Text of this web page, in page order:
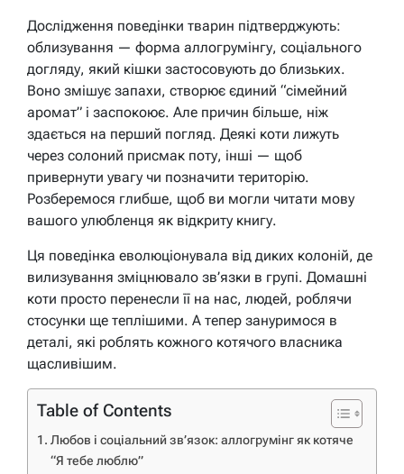
Дослідження поведінки тварин підтверджують:
облизування — форма аллогрумінгу, соціального
догляду, який кішки застосовують до близьких.
Воно змішує запахи, створює єдиний “сімейний
аромат” і заспокоює. Але причин більше, ніж
здається на перший погляд. Деякі коти лижуть
через солоний присмак поту, інші — щоб
привернути увагу чи позначити територію.
Розберемося глибше, щоб ви могли читати мову
вашого улюбленця як відкриту книгу.
Ця поведінка еволюціонувала від диких колоній, де
вилизування зміцнювало зв’язки в групі. Домашні
коти просто перенесли її на нас, людей, роблячи
стосунки ще теплішими. А тепер зануримося в
деталі, які роблять кожного котячого власника
щасливішим.
Table of Contents
Любов і соціальний зв’язок: аллогрумінг як котяче
“Я тебе люблю”